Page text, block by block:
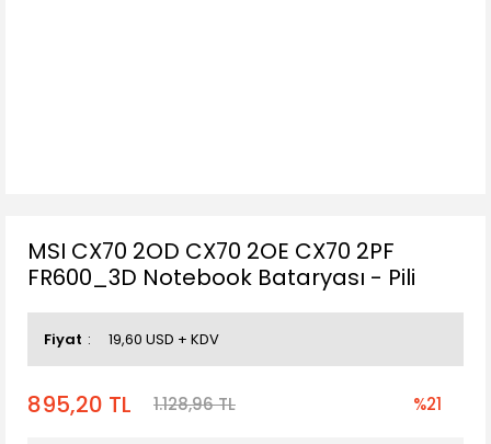
MSI CX70 2OD CX70 2OE CX70 2PF
FR600_3D Notebook Bataryası - Pili
Fiyat 19,60 USD + KDV
895,20 TL 1.128,96 TL %21